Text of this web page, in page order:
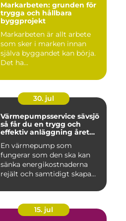
Markarbeten: grunden för
trygga och hållbara
byggprojekt
Markarbeten är allt arbete
som sker i marken innan
själva byggandet kan börja.
Det ha...
30. jul
Värmepumpsservice sävsjö
så får du en trygg och
effektiv anläggning året
En värmepump som
fungerar som den ska kan
sänka energikostnaderna
rejält och samtidigt skapa
15. jul